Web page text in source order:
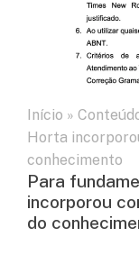
Início »
Horta
conhecimento
Para
incorporou
do